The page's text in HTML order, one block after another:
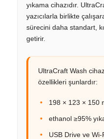
yıkama cihazıdır.
yazıcılarla birlikte
sürecini daha standart,
getirir.
UltraCraft Wash
özellikleri şunlardır:
198 × 123 × 150
ethanol ≥95%
USB Drive ve Wi-